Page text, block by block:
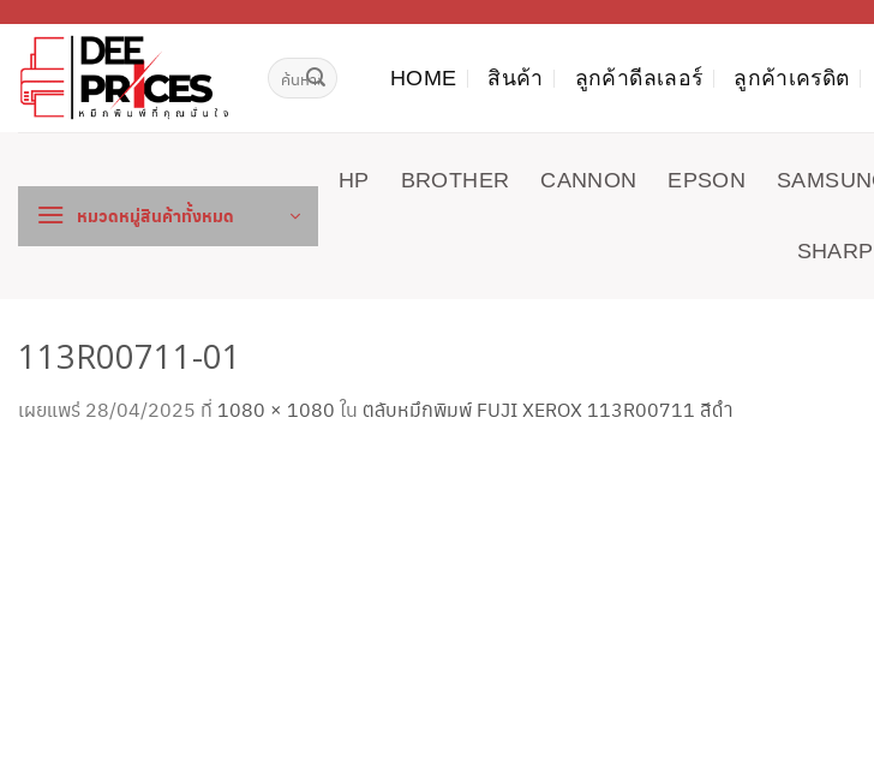
เนื้อหา
ค้นหา: HOME สินค้า ลูกค้าดีลเลอร์ ลูกค้าเครดิต
หมวดหมู่สินค้าทั้งหมด
HP BROTHER CANNON EPSON
SHARP
113R00711-01
เผยแพร่ 28/04/2025 ที่ 1080 × 1080 ใน ตลับหมึกพิมพ์ FUJI XEROX 113R00711 สีดำ